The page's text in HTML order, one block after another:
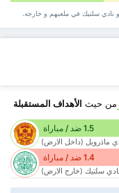
نادي سلتيك في ملعبهم و خارجه.
من حيث الأهداف المستقبلة
1.5 ضد / مباراة
ماذرويل (داخل الارض)
1.4 ضد / مباراة
نادي سلتيك (خارج الارض)